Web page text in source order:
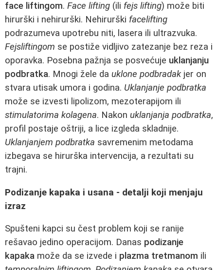
face liftingom. Face lifting (ili fejs lifting) može biti
hirurški i nehirurški. Nehirurški facelifting
podrazumeva upotrebu niti, lasera ili ultrazvuka.
Fejsliftingom se postiže vidljivo zatezanje bez reza i
oporavka. Posebna pažnja se posvećuje uklanjanju
podbratka. Mnogi žele da uklone podbradakjer on
stvara utisak umora i godina. Uklanjanje podbratka
može se izvesti lipolizom, mezoterapijom ili
stimulatorima kolagena. Nakon uklanjanja podbratka,
profil postaje oštriji, a lice izgleda skladnije.
Uklanjanjem podbratka savremenim metodama
izbegava se hirurška intervencija, a rezultati su
trajni.
Podizanje kapaka i usana - detalji koji menjaju
izraz
Spušteni kapci su čest problem koji se ranije
rešavao jedino operacijom. Danas podizanje
kapaka može da se izvede i plazma tretmanom ili